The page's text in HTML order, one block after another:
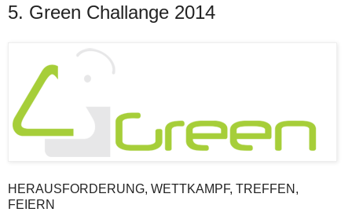
5. Green Challange 2014
HERAUSFORDERUNG, WETTKAMPF, TREFFEN,
FEIERN